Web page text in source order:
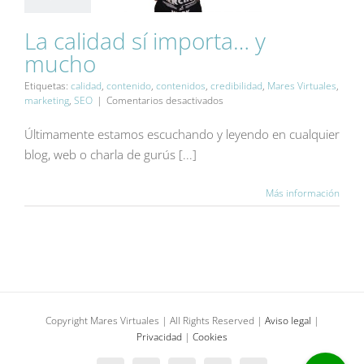
y mucho
Blog Contenidos Marketing
La calidad sí importa… y
mucho
Etiquetas: calidad, contenido, contenidos, credibilidad, Mares Virtuales,
marketing, SEO | Comentarios desactivados
calidad
sí
Últimamente estamos escuchando y leyendo en cualquier
blog, web o charla de gurús [...]
Más información
Copyright Mares Virtuales | All Rights Reserved | Aviso legal |
Privacidad | Cookies